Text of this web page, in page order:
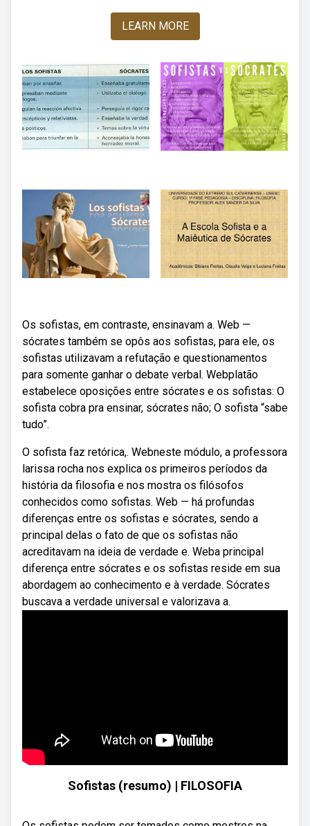
LEARN MORE
Os sofistas, em contraste, ensinavam a. Web —
sócrates também se opôs aos sofistas, para ele, os
sofistas utilizavam a refutação e questionamentos
para somente ganhar o debate verbal. Webplatão
estabelece oposições entre sócrates e os sofistas: O
sofista cobra pra ensinar, sócrates não; O sofista “sabe
tudo”.
O sofista faz retórica,. Webneste módulo, a professora
larissa rocha nos explica os primeiros períodos da
história da filosofia e nos mostra os filósofos
conhecidos como sofistas. Web — há profundas
diferenças entre os sofistas e sócrates, sendo a
principal delas o fato de que os sofistas não
acreditavam na ideia de verdade e. Weba principal
diferença entre sócrates e os sofistas reside em sua
abordagem ao conhecimento e à verdade. Sócrates
buscava a verdade universal e valorizava a.
Sofistas (resumo) | FILOSOFIA